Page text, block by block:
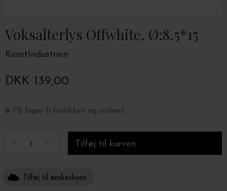
Voksalterlys Offwhite, Ø:8.5*15
KunstIndustrien
DKK 139,00
På lager (i butikken og online)
- +
Tilføj til ønskeskyen